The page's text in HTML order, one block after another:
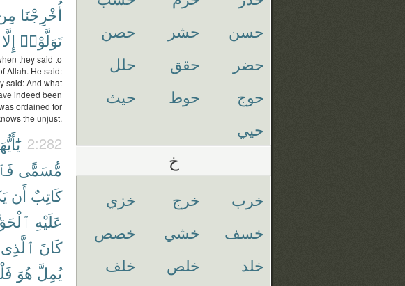
أُخْرِجْنَا
تَوَلَّوْا۟ إِلَّا
they said to
Allah. He said:
said: And what
indeed been
ordained for
the unjust.
2:282
مُّسَمًّى
كَاتِبٌ أَن
عَلَيْهِ
كَانَ ٱلَّذِى
يُمِلَّ هُوَ
حسن
حشر
حصن
حضر
حقق
حلل
حوج
حوط
حيث
حيي
خ
خرب خرج
خزي
خسف
خشي
خصص
خلد
خلص
خلف